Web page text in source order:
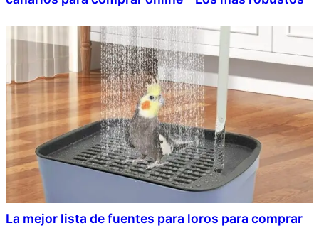
La mejor lista de fuentes para loros para comprar